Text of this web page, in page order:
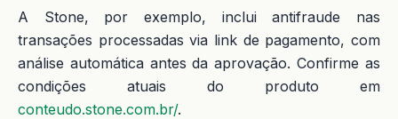
A Stone, por exemplo, inclui antifraude nas
transações processadas via link de pagamento, com
análise automática antes da aprovação. Confirme as
condições atuais do produto em
conteudo.stone.com.br/.